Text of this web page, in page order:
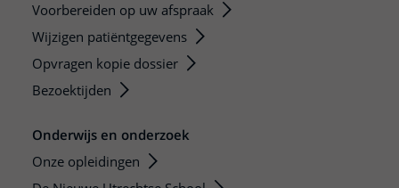
Voorbereiden op uw afspraak
Wijzigen patiëntgegevens
Opvragen kopie dossier
Bezoektijden
Onderwijs en onderzoek
Onze opleidingen